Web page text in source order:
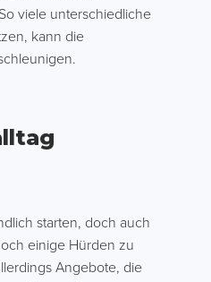
viele unterschiedliche
kann die
starten, doch auch
einige Hürden zu
Angebote, die